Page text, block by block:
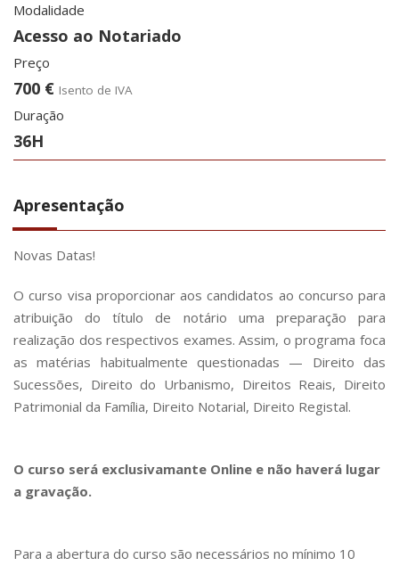
Modalidade
Acesso ao Notariado
Preço
700 € Isento de IVA
Duração
36H
Apresentação
Novas Datas!
O curso visa proporcionar aos candidatos ao concurso para
atribuição do título de notário uma preparação para
realização dos respectivos exames. Assim, o programa foca
as matérias habitualmente questionadas — Direito das
Sucessões, Direito do Urbanismo, Direitos Reais, Direito
Patrimonial da Família, Direito Notarial, Direito Registal.
O curso será exclusivamante Online e não haverá lugar
a gravação.
Para a abertura do curso são necessários no mínimo 10